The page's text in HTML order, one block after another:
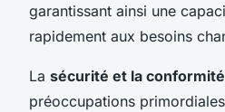
garantissant ainsi une
rapidement aux besoins
La sécurité et la conformité
préoccupations